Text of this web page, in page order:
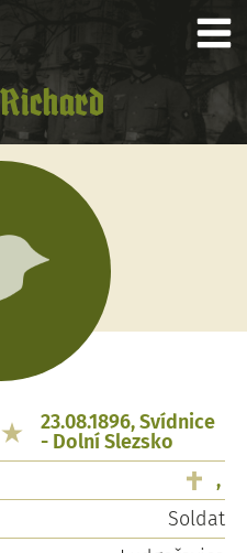
23.08.1896, Svídnice
- Dolní Slezsko
,
Soldat